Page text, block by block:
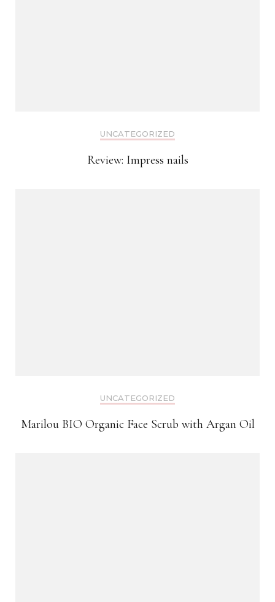
UNCATEGORIZED
Review: Impress nails
UNCATEGORIZED
Marilou BIO Organic Face Scrub with Argan Oil